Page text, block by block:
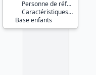
Personne de référence du ménage
Caractéristiques d'enquête
Base enfants